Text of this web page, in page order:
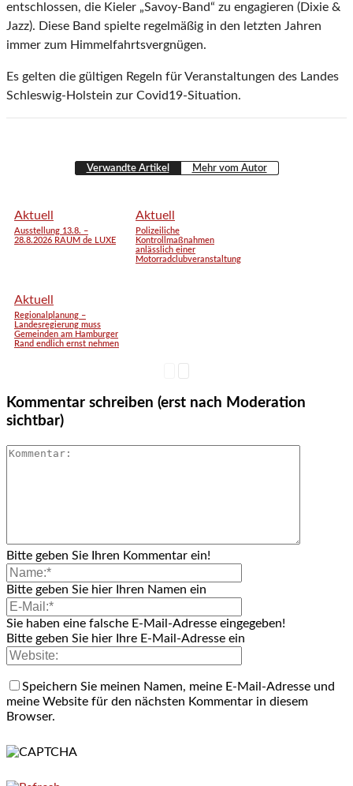
entschlossen, die Kieler „Savoy-Band“ zu engagieren (Dixie &
Jazz). Diese Band spielte regelmäßig in den letzten Jahren
immer zum Himmelfahrtsvergnügen.
Es gelten die gültigen Regeln für Veranstaltungen des Landes
Schleswig-Holstein zur Covid19-Situation.
Verwandte Artikel Mehr vom Autor
Aktuell
Ausstellung 13.8. –
28.8.2026 RAUM de LUXE
Aktuell
Polizeiliche
Kontrollmaßnahmen
anlässlich einer
Motorradclubveranstaltung
Aktuell
Regionalplanung –
Landesregierung muss
Gemeinden am Hamburger
Rand endlich ernst nehmen
Kommentar schreiben (erst nach Moderation
sichtbar)
Bitte geben Sie Ihren Kommentar ein!
Bitte geben Sie hier Ihren Namen ein
Sie haben eine falsche E-Mail-Adresse eingegeben!
Bitte geben Sie hier Ihre E-Mail-Adresse ein
Speichern Sie meinen Namen, meine E-Mail-Adresse und
meine Website für den nächsten Kommentar in diesem
Browser.